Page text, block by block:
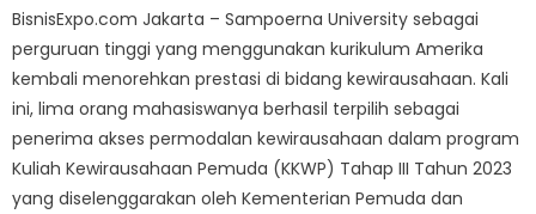
BisnisExpo.com Jakarta – Sampoerna University sebagai
perguruan tinggi yang menggunakan kurikulum Amerika
kembali menorehkan prestasi di bidang kewirausahaan. Kali
ini, lima orang mahasiswanya berhasil terpilih sebagai
penerima akses permodalan kewirausahaan dalam program
Kuliah Kewirausahaan Pemuda (KKWP) Tahap III Tahun 2023
yang diselenggarakan oleh Kementerian Pemuda dan